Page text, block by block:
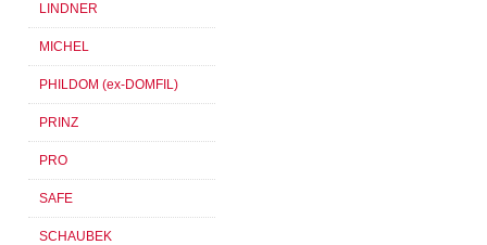
LINDNER
MICHEL
PHILDOM (ex-DOMFIL)
PRINZ
PRO
SAFE
SCHAUBEK